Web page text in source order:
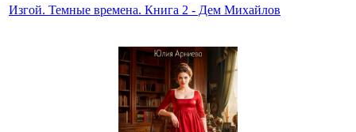
Изгой. Темные времена. Книга 2 - Дем Михайлов